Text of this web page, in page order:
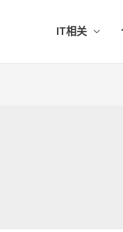
IT相关